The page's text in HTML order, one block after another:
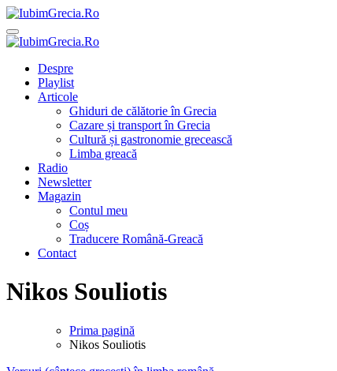
Sari
la
conținut
IubimGrecia.Ro
Ghiduri de călătorie, gastronomie și muzică grecească
Ghiduri de călătorie, gastronomie și muzică grecească
Despre
Playlist
Articole
Ghiduri de călătorie în Grecia
Cazare și transport în Grecia
Cultură și gastronomie grecească
Limba greacă
Radio
Newsletter
Magazin
Contul meu
Coș
Traducere Română-Greacă
Contact
Nikos Souliotis
Prima pagină
Nikos Souliotis